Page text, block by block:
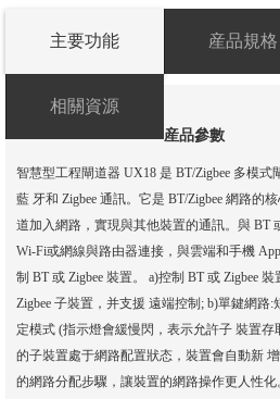
主要功能 産品規格
相關資源
産品參數
智慧型工程閘道器 UX18 是 BT/Zigbee 多模式
藍 牙和 Zigbee 通訊。它是 BT/Zigbee 網路的
道加入網路，實現與其他裝置的通訊。與 BT
Wi-Fi或網線與路由器連接，與雲端和手機
制 BT 或 Zigbee 裝置。 a)控制 BT 或 Zigbee
Zigbee 子裝置，并支援 遠端控制; b)單鍵網路
定模式 (指示燈會緩慢閃，表示允許子 裝置
的子裝置處于網路配置狀态，裝置會自動新
的網路分配步驟，讓裝置的網路操作更人性